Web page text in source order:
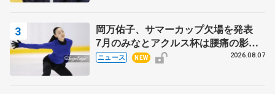
岡万佑子、サマーカップ欠場を発表
7月のみなとアクルス杯は腰痛の影響
で
ニュース NEW 2026.08.07